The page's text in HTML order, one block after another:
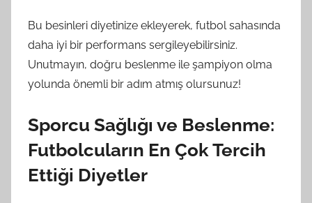
Bu besinleri diyetinize ekleyerek, futbol sahasında
daha iyi bir performans sergileyebilirsiniz.
Unutmayın, doğru beslenme ile şampiyon olma
yolunda önemli bir adım atmış olursunuz!
Sporcu Sağlığı ve Beslenme:
Futbolcuların En Çok Tercih
Ettiği Diyetler